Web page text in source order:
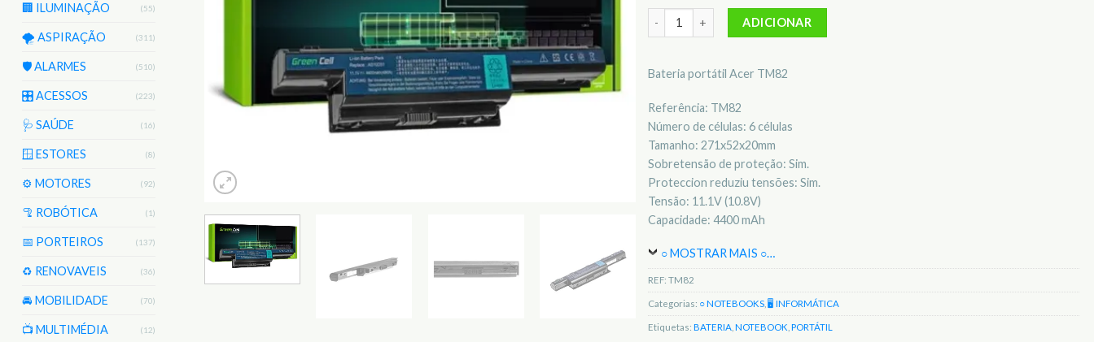
🏢 ILUMINAÇÃO (55)
🌪️ ASPIRAÇÃO (311)
🛡️ ALARMES (510)
🎛️ ACESSOS (223)
🩺 SAÚDE (16)
🪟 ESTORES (8)
⚙️ MOTORES (92)
🦿 ROBÓTICA (1)
📅 PORTEIROS (137)
♻️ RENOVAVEIS (36)
🚘 MOBILIDADE (70)
📺 MULTIMÉDIA (12)
Quantidade de Bateria para notebook Acer TM82
ADICIONAR
Bateria portátil Acer TM82
Referência: TM82
Número de células: 6 células
Tamanho: 271x52x20mm
Sobretensão de proteção: Sim.
Proteccion reduziu tensões: Sim.
Tensão: 11.1V (10.8V)
Capacidade: 4400 mAh
○ MOSTRAR MAIS ○…
REF: TM82
Categorias: ○ NOTEBOOKS 🖥️ INFORMÁTICA
Etiquetas: BATERIA NOTEBOOK PORTÁTIL